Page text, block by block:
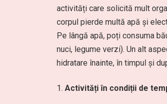
activități care solicită mult
corpul pierde multă apă și
Pe lângă apă, poți consuma
nuci, legume verzi). Un alt
hidratare înainte, în timpul și
Activități în condiții de